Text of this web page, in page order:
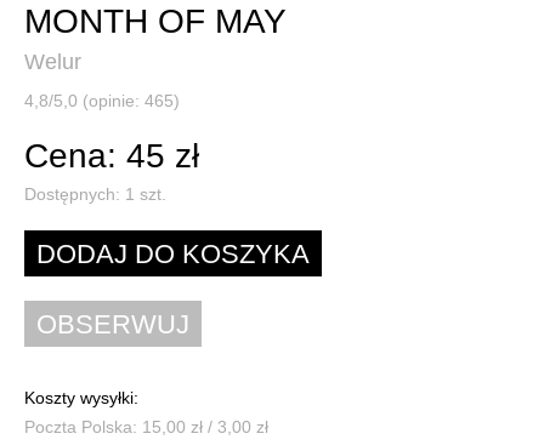
MONTH OF MAY
Welur
4,8/5,0 (opinie: 465)
Cena: 45 zł
Dostępnych: 1 szt.
Koszty wysyłki:
Poczta Polska: 15,00 zł / 3,00 zł